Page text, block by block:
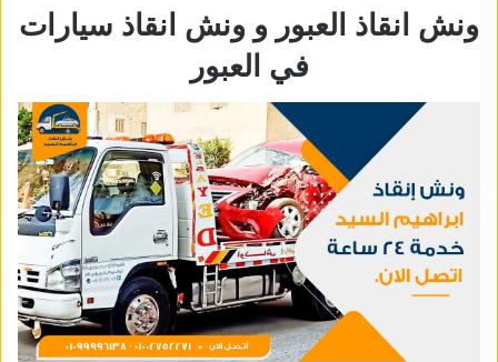
ونش انقاذ العبور و ونش انقاذ سيارات
في العبور